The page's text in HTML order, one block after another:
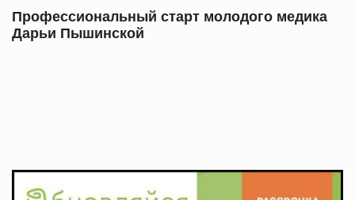
Профессиональный старт молодого медика
Дарьи Пышинской